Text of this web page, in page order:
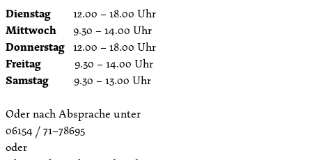
Dienstag 12.00 – 18.00 Uhr
Mittwoch 9.30 – 14.00 Uhr
Donnerstag 12.00 – 18.00 Uhr
Freitag 9.30 – 14.00 Uhr
Samstag 9.30 – 13.00 Uhr
Oder nach Absprache unter
06154 / 71–78695
oder